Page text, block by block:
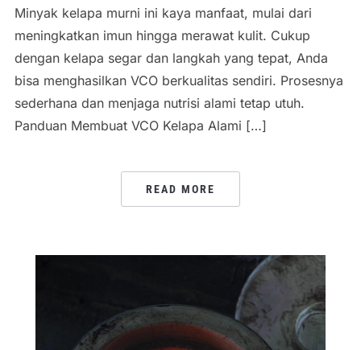
Minyak kelapa murni ini kaya manfaat, mulai dari
meningkatkan imun hingga merawat kulit. Cukup
dengan kelapa segar dan langkah yang tepat, Anda
bisa menghasilkan VCO berkualitas sendiri. Prosesnya
sederhana dan menjaga nutrisi alami tetap utuh.
Panduan Membuat VCO Kelapa Alami […]
READ MORE